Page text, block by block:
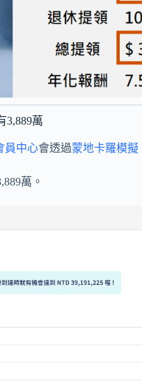
3,889萬
員中心會透過蒙地卡羅模擬
萬。